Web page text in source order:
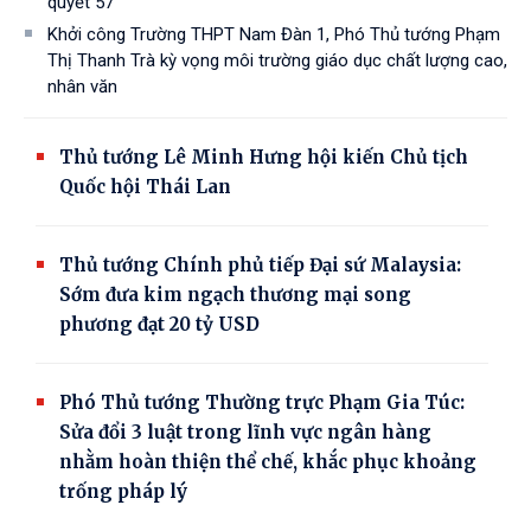
Khởi công Trường THPT Nam Đàn 1, Phó Thủ tướng Phạm
Thị Thanh Trà kỳ vọng môi trường giáo dục chất lượng cao,
nhân văn
Thủ tướng Lê Minh Hưng hội kiến Chủ tịch
Quốc hội Thái Lan
Thủ tướng Chính phủ tiếp Đại sứ Malaysia:
Sớm đưa kim ngạch thương mại song
phương đạt 20 tỷ USD
Phó Thủ tướng Thường trực Phạm Gia Túc:
Sửa đổi 3 luật trong lĩnh vực ngân hàng
nhằm hoàn thiện thể chế, khắc phục khoảng
trống pháp lý